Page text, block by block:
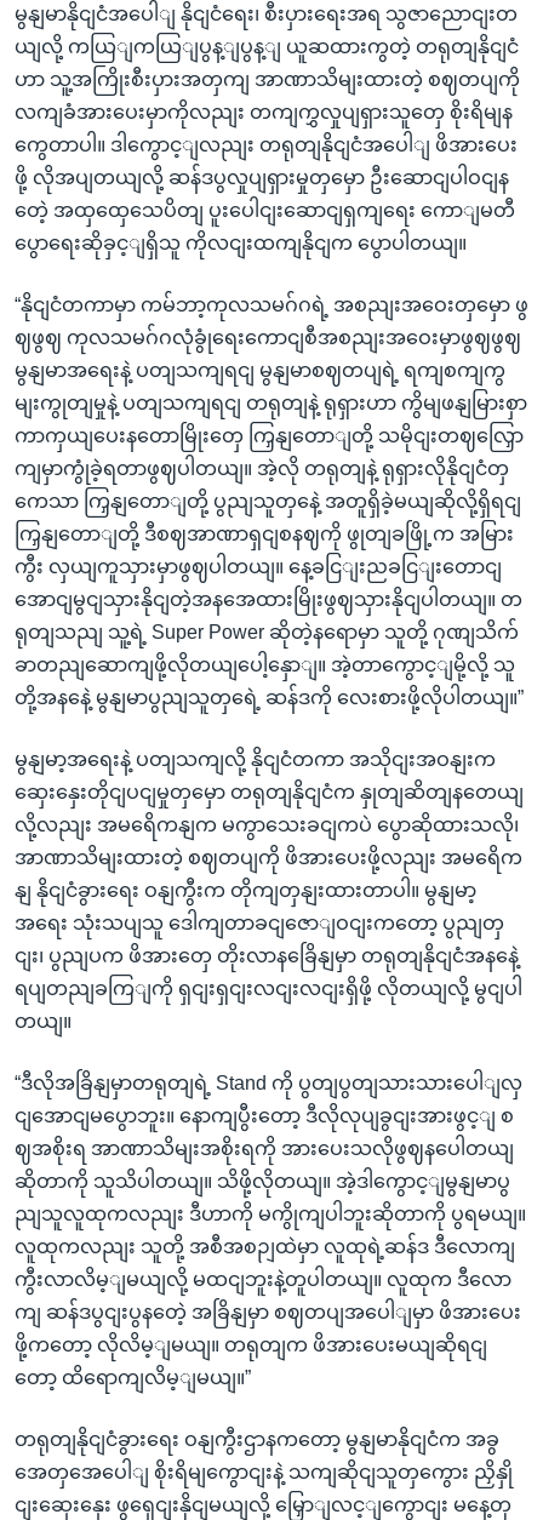
မွနျမာနိုငျငံအပေါျ နိုငျငံရေး၊ စီးပှားရေးအရ သွဇာညောငျးတ
ယျလို့ ကယြျကယြျပွန့ျပွန့ျ ယူဆထားကွတဲ့ တရုတျနိုငျငံ
ဟာ သူ့အကြိုးစီးပှားအတှကျ အာဏာသိမျးထားတဲ့ စဈတပျကို
လကျခံအားပေးမှာကိုလညျး တကျကွှလှုပျရှားသူတှေ စိုးရိမျန
ကွေတာပါ။ ဒါကွောင့ျလညျး တရုတျနိုငျငံအပေါျ ဖိအားပေး
ဖို့ လိုအပျတယျလို့ ဆန်ဒပွလှုပျရှားမှုတှမှော ဦးဆောငျပါဝငျန
တေဲ့ အထှထှေသေပိတျ ပူးပေါငျးဆောငျရှကျရေး ကောျမတီ
ပွောရေးဆိုခှင့ျရှိသူ ကိုလငျးထကျနိုငျက ပွောပါတယျ။
“နိုငျငံတကာမှာ ကမ်ဘာ့ကုလသမဂ်ဂရဲ့ အစညျးအဝေးတှမှော ဖွ
ဈဖွဈ ကုလသမဂ်ဂလုံခွုံရေးကောငျစီအစညျးအဝေးမှာဖွဈဖွဈ
မွနျမာအရေးနဲ့ ပတျသကျရငျ မွနျမာစဈတပျရဲ့ ရကျစကျကွ
မျးကွုတျမှုနဲ့ ပတျသကျရငျ တရုတျနဲ့ ရုရှားဟာ ကွိမျဖနျမြားစှာ
ကာကှယျပေးနတောမြိုးတှေ ကြှနျတောျတို့ သမိုငျးတဈလြှော
ကျမှာကွုံခဲ့ရတာဖွဈပါတယျ။ အဲ့လို တရုတျနဲ့ ရုရှားလိုနိုငျငံတှ
ကေသာ ကြှနျတောျတို့ ပွညျသူတှနေဲ့ အတူရှိခဲ့မယျဆိုလို့ရှိရငျ
ကြှနျတောျတို့ ဒီစဈအာဏာရှငျစနဈကို ဖွုတျခဖြို့က အမြား
ကွီး လှယျကူသှားမှာဖွဈပါတယျ။ နေ့ခငြျးညခငြျးတောငျ
အောငျမွငျသှားနိုငျတဲ့အနအေထားမြိုးဖွဈသှားနိုငျပါတယျ။ တ
ရုတျသညျ သူ့ရဲ့ Super Power ဆိုတဲ့နရောမှာ သူတို့ ဂုဏျသိက်
ခာတညျဆောကျဖို့လိုတယျပေါ့နှောျ။ အဲ့တာကွောင့ျမို့လို့ သူ
တို့အနနေဲ့ မွနျမာပွညျသူတှရေဲ့ ဆန်ဒကို လေးစားဖို့လိုပါတယျ။”
မွနျမာ့အရေးနဲ့ ပတျသကျလို့ နိုငျငံတကာ အသိုငျးအဝနျးက
ဆှေးနှေးတိုငျပငျမှုတှမှော တရုတျနိုငျငံက နှုတျဆိတျနတေယျ
လို့လညျး အမရေိကနျက မကွာသေးခငျကပဲ ပွောဆိုထားသလို၊
အာဏာသိမျးထားတဲ့ စဈတပျကို ဖိအားပေးဖို့လညျး အမရေိက
နျ နိုငျငံခွားရေး ဝနျကွီးက တိုကျတှနျးထားတာပါ။ မွနျမာ့
အရေး သုံးသပျသူ ဒေါကျတာခငျဇောျဝငျးကတော့ ပွညျတှ
ငျး၊ ပွညျပက ဖိအားတှေ တိုးလာနခြေိနျမှာ တရုတျနိုငျငံအနနေဲ့
ရပျတညျခကြျကို ရှငျးရှငျးလငျးလငျးရှိဖို့ လိုတယျလို့ မွငျပါ
တယျ။
“ဒီလိုအခြိနျမှာတရုတျရဲ့ Stand ကို ပွတျပွတျသားသားပေါျလှ
ငျအောငျမပွောဘူး။ နောကျပွီးတော့ ဒီလိုလုပျခွငျးအားဖွင့ျ စ
ဈအစိုးရ အာဏာသိမျးအစိုးရကို အားပေးသလိုဖွဈနပေါတယျ
ဆိုတာကို သူသိပါတယျ။ သိဖို့လိုတယျ။ အဲ့ဒါကွောင့ျမွနျမာပွ
ညျသူလူထုကလညျး ဒီဟာကို မကွိုကျပါဘူးဆိုတာကို ပွရမယျ။
လူထုကလညျး သူတို့ အစီအစဉျထဲမှာ လူထုရဲ့ဆန်ဒ ဒီလောကျ
ကွီးလာလိမ့ျမယျလို့ မထငျဘူးနဲ့တူပါတယျ။ လူထုက ဒီလော
ကျ ဆန်ဒပွငျးပွနတေဲ့ အခြိနျမှာ စဈတပျအပေါျမှာ ဖိအားပေး
ဖို့ကတော့ လိုလိမ့ျမယျ။ တရုတျက ဖိအားပေးမယျဆိုရငျ
တော့ ထိရောကျလိမ့ျမယျ။”
တရုတျနိုငျငံခွားရေး ဝနျကွီးဌာနကတော့ မွနျမာနိုငျငံက အခွ
အေတှအေပေါျ စိုးရိမျကွောငျးနဲ့ သကျဆိုငျသူတှကွေား ညှိနှို
ငျးဆှေးနှေး ဖွရှေငျးနိုငျမယျလို့ မြှောျလင့ျကွောငျး မနေ့တု